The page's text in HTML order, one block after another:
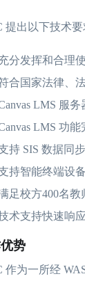
提出以下技术要
分发挥和合理
合国家法律、
LMS 服
LMS 功
持 SIS 数据同步
持智能终端设备
足校方400名教
术支持快速响应
势
作为一所经